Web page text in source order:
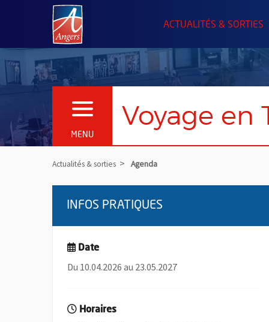
Angers.fr : Retour à l'accueil
ACTUALITÉS & SORTIES
MENU
OUVRIR LE MENU Voyage en
Actualités & sorties Agenda
INFOS PRATIQUES
Date
Du 10.04.2026 au 23.05.2027
Horaires